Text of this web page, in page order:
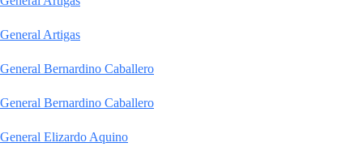
General Artigas
General Bernardino Caballero
General Bernardino Caballero
General Elizardo Aquino